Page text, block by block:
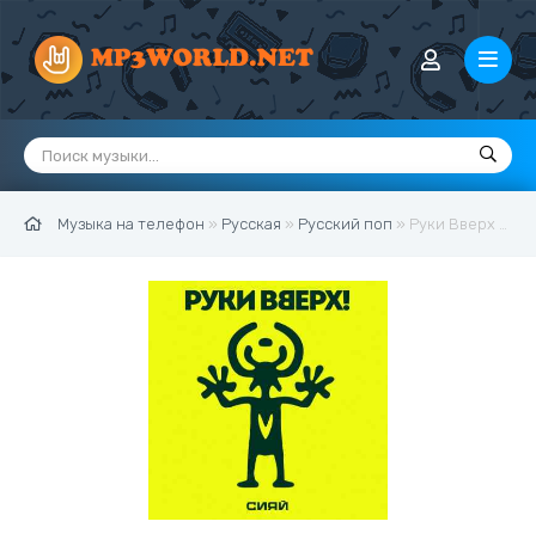
Музыка на телефон » Русская » Русский поп » Руки Вверх - Сияй